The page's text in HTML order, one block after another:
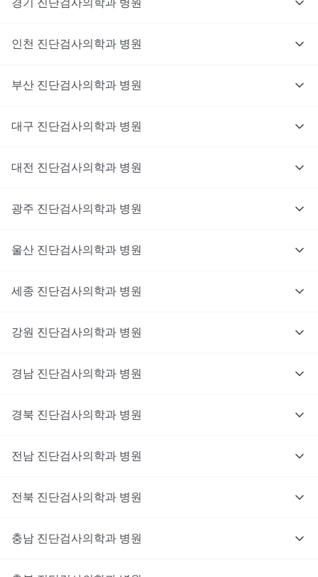
경기 진단검사의학과 병원
인천 진단검사의학과 병원
부산 진단검사의학과 병원
대구 진단검사의학과 병원
대전 진단검사의학과 병원
광주 진단검사의학과 병원
울산 진단검사의학과 병원
세종 진단검사의학과 병원
강원 진단검사의학과 병원
경남 진단검사의학과 병원
경북 진단검사의학과 병원
전남 진단검사의학과 병원
전북 진단검사의학과 병원
충남 진단검사의학과 병원
대기없이 진료를 받고 싶으신가요?